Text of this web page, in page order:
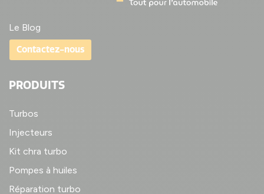
Le Blog
Contactez-nous
PRODUITS
Turbos
Injecteurs
Kit chra turbo
Pompes à huiles
Réparation turbo